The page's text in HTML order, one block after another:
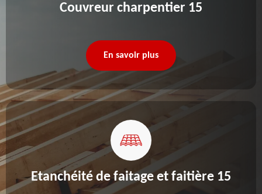
Couvreur charpentier 15
En savoir plus
Etanchéité de faitage et faitière 15